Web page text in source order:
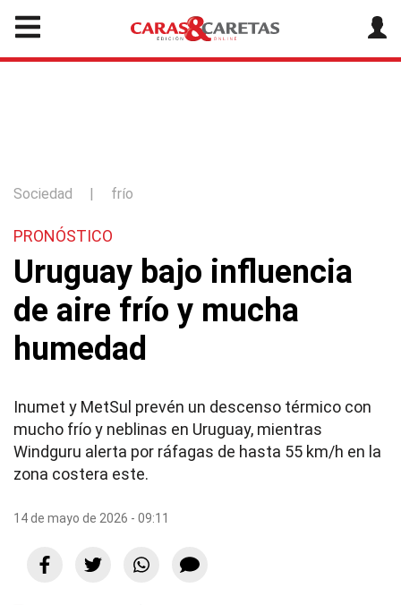
Sociedad | frío
PRONÓSTICO
Uruguay bajo influencia
de aire frío y mucha
humedad
Inumet y MetSul prevén un descenso térmico con
mucho frío y neblinas en Uruguay, mientras
Windguru alerta por ráfagas de hasta 55 km/h en la
zona costera este.
14 de mayo de 2026 - 09:11